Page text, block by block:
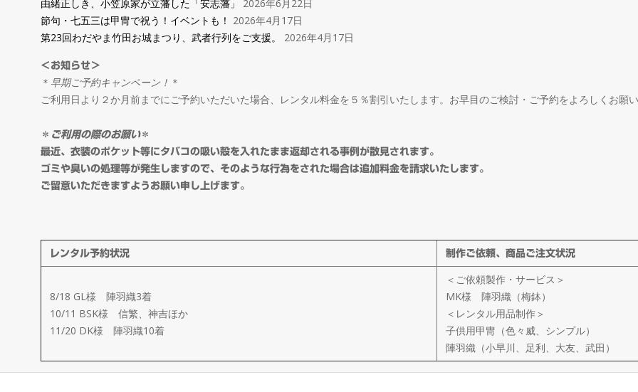
ン
タ
ル
＆
オ
ー
ダ
ー
メ
イ
由緒正しき、小笠原家が立藩した「安志藩」
2026年6月22日
節句・七五三は甲冑で祝う！イベントも！ 2026年4月17日
第23回わだやま竹田お城まつり、武者行列をご支援。
2026年4月17日
＜お知らせ＞
＊ 早期ご予約キャンペーン！ ＊
ご利用日より２か月前までにご予約いただいた場合、レンタル料金を５％割引いたします。お早目のご検討・ご予約をよろしくお願
＊ ご利用の際のお願い＊
最近、衣装のポケット等にタバコの吸い殻を入れたまま返却される事例が散見されます。
ゴミや臭いの処理等が発生しますので、そのような行為をされた場合は追加料金を請求いたします。
ご留意いただきますようお願い申し上げます。
レンタル予約状況 制作ご依頼、商品ご注文状況
8/18 GL様 陣羽織3着
10/11 BSK様 信繁、神吉ほか
11/20 DK様 陣羽織10着
＜ご依頼製作・サービス＞
MK様 陣羽織（梅鉢）
＜レンタル用品制作＞
子供用甲冑（色々威、シンプル）
陣羽織（小早川、足利、大友、武田）